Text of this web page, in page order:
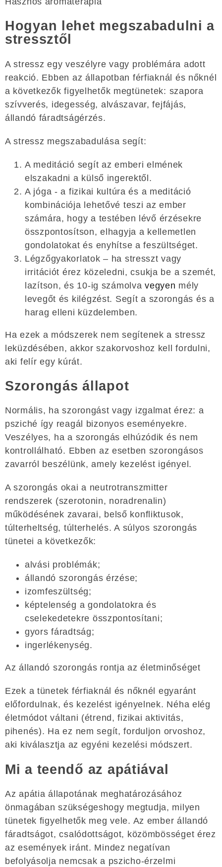
Hogyan lehet megszabadulni a
stressztől
A stressz egy veszélyre vagy problémára adott
reakció. Ebben az állapotban férfiaknál és nőknél
a következők figyelhetők megtünetek: szapora
szívverés, idegesség, alvászavar, fejfájás,
állandó fáradtságérzés.
A stressz megszabadulása segít:
A meditáció segít az emberi elmének
elszakadni a külső ingerektől.
A jóga - a fizikai kultúra és a meditáció
kombinációja lehetővé teszi az ember
számára, hogy a testében lévő érzésekre
összpontosítson, elhagyja a kellemetlen
gondolatokat és enyhítse a feszültséget.
Légzőgyakorlatok – ha stresszt vagy
irritációt érez közeledni, csukja be a szemét,
lazítson, és 10-ig számolvavegyen mély
levegőt és kilégzést. Segít a szorongás és a
harag elleni küzdelemben.
Ha ezek a módszerek nem segítenek a stressz
leküzdésében, akkor szakorvoshoz kell fordulni,
aki felír egy kúrát.
Szorongás állapot
Normális, ha szorongást vagy izgalmat érez: a
psziché így reagál bizonyos eseményekre.
Veszélyes, ha a szorongás elhúzódik és nem
kontrollálható. Ebben az esetben szorongásos
zavarról beszélünk, amely kezelést igényel.
A szorongás okai a neutrotranszmitter
rendszerek (szerotonin, noradrenalin)
működésének zavarai, belső konfliktusok,
túlterheltség, túlterhelés. A súlyos szorongás
tünetei a következők:
alvási problémák;
állandó szorongás érzése;
izomfeszültség;
képtelenség a gondolatokra és
cselekedetekre összpontosítani;
gyors fáradtság;
ingerlékenység.
Az állandó szorongás rontja az életminőséget
Ezek a tünetek férfiaknál és nőknél egyaránt
előfordulnak, és kezelést igényelnek. Néha elég
életmódot váltani (étrend, fizikai aktivitás,
pihenés). Ha ez nem segít, forduljon orvoshoz,
aki kiválasztja az egyéni kezelési módszert.
Mi a teendő az apátiával
Az apátia állapotának meghatározásához
önmagában szükségeshogy megtudja, milyen
tünetek figyelhetők meg vele. Az ember állandó
fáradtságot, csalódottságot, közömbösséget érez
az események iránt. Mindez negatívan
befolyásolja nemcsak a pszicho-érzelmi